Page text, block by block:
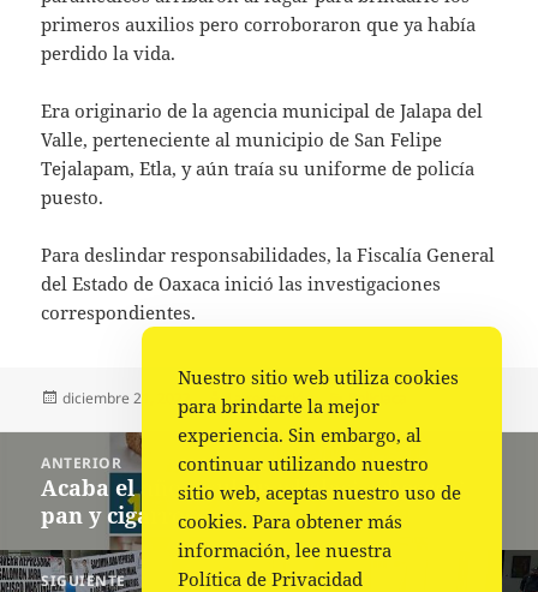
primeros auxilios pero corroboraron que ya había
perdido la vida.
Era originario de la agencia municipal de Jalapa del
Valle, perteneciente al municipio de San Felipe
Tejalapam, Etla, y aún traía su uniforme de policía
puesto.
Para deslindar responsabilidades, la Fiscalía General
del Estado de Oaxaca inició las investigaciones
correspondientes.
Publicado
diciembre 21, 2022 Autor
La redacción Categorías
Policiaca
entradas
ANTERIOR
Entrada
anterior:
Acaba el año y suben ‘chelas’, ‘chescos’,
pan y cigarros
SIGUIENTE
Nuestro sitio web utiliza cookies
para brindarte la mejor
experiencia. Sin embargo, al
continuar utilizando nuestro
sitio web, aceptas nuestro uso de
cookies. Para obtener más
información, lee nuestra
Política de Privacidad